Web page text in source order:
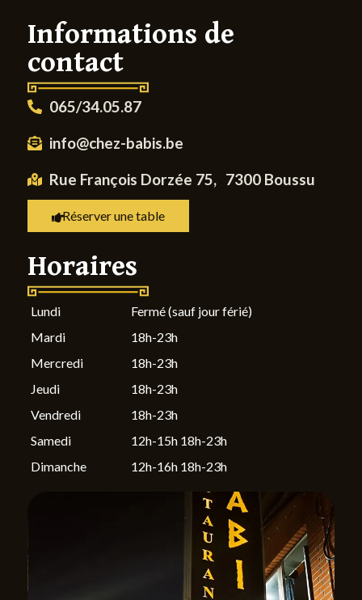
Informations de
contact
065/34.05.87
info@chez-babis.be
Rue François Dorzée 75, 7300 Boussu
Réserver une table
Horaires
Lundi
Fermé (sauf jour férié)
Mardi
18h-23h
Mercredi
18h-23h
Jeudi
18h-23h
Vendredi
18h-23h
Samedi
12h-15h 18h-23h
Dimanche
12h-16h 18h-23h